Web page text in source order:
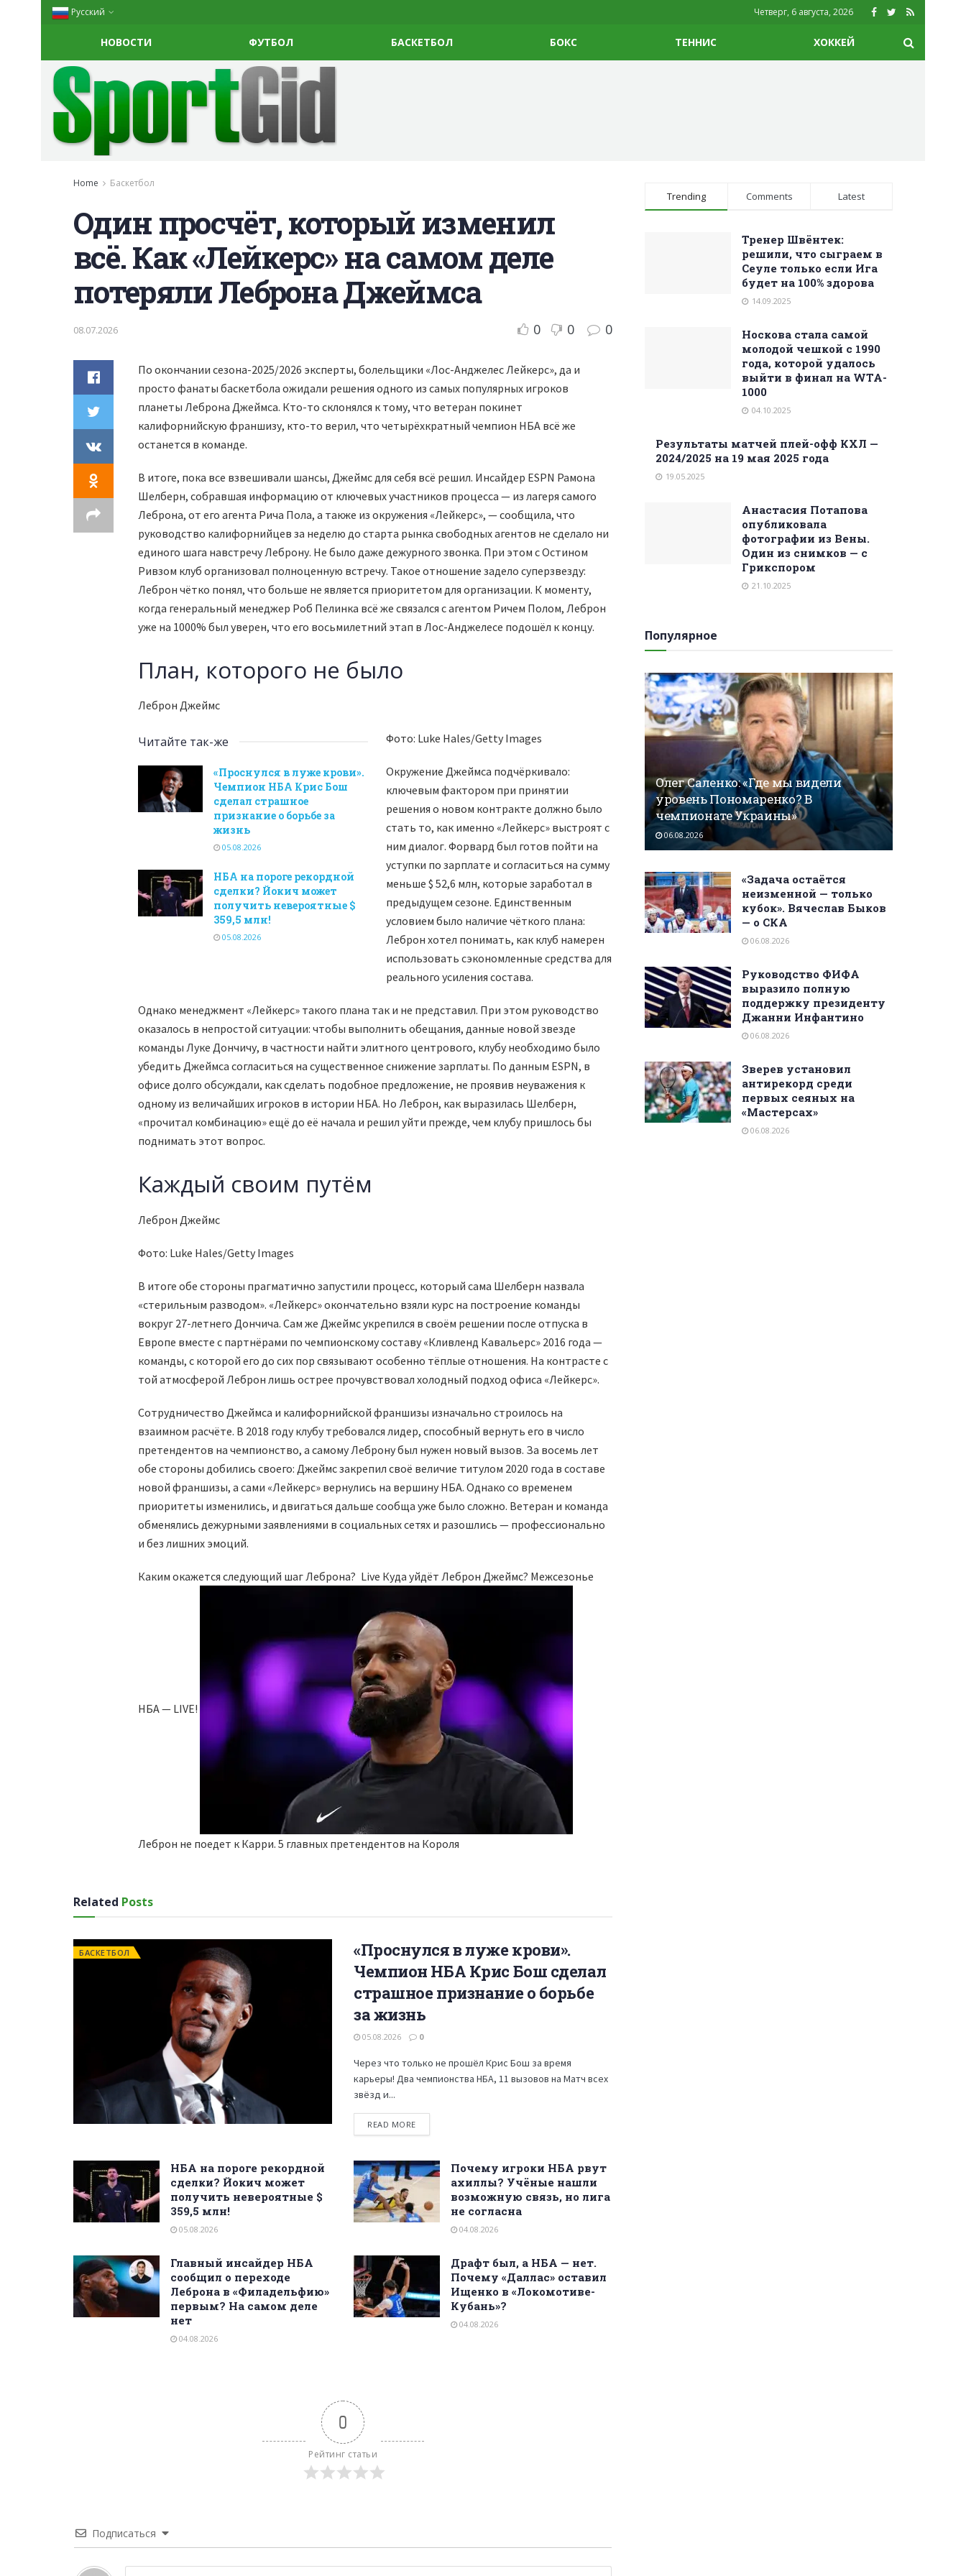
Русский Четверг, 6 августа, 2026
НОВОСТИ ФУТБОЛ БАСКЕТБОЛ БОКС ТЕННИС ХОККЕЙ
Home Баскетбол
Один просчёт, который изменил
всё. Как «Лейкерс» на самом деле
потеряли Леброна Джеймса
08.07.2026 0 0 0
По окончании сезона-2025/2026 эксперты, болельщики «Лос-Анджелес Лейкерс», да и
просто фанаты баскетбола ожидали решения одного из самых популярных игроков
планеты Леброна Джеймса. Кто-то склонялся к тому, что ветеран покинет
калифорнийскую франшизу, кто-то верил, что четырёхкратный чемпион НБА всё же
останется в команде.
В итоге, пока все взвешивали шансы, Джеймс для себя всё решил. Инсайдер ESPN Рамона
Шелберн, собравшая информацию от ключевых участников процесса — из лагеря самого
Леброна, от его агента Рича Пола, а также из окружения «Лейкерс», — сообщила, что
руководство калифорнийцев за неделю до старта рынка свободных агентов не сделало ни
единого шага навстречу Леброну. Не было даже дежурного звонка. При этом с Остином
Ривзом клуб организовал полноценную встречу. Такое отношение задело суперзвезду:
Леброн чётко понял, что больше не является приоритетом для организации. К моменту,
когда генеральный менеджер Роб Пелинка всё же связался с агентом Ричем Полом, Леброн
уже на 1000% был уверен, что его восьмилетний этап в Лос-Анджелесе подошёл к концу.
План, которого не было
Леброн Джеймс
Читайте так-же
«Проснулся в луже крови».
Чемпион НБА Крис Бош
сделал страшное
признание о борьбе за
жизнь
05.08.2026
НБА на пороге рекордной
сделки? Йокич может
получить невероятные $
359,5 млн!
05.08.2026
Фото: Luke Hales/Getty Images
Окружение Джеймса подчёркивало:
ключевым фактором при принятии
решения о новом контракте должно было
стать то, как именно «Лейкерс» выстроят с
ним диалог. Форвард был готов пойти на
уступки по зарплате и согласиться на сумму
меньше $ 52,6 млн, которые заработал в
предыдущем сезоне. Единственным
условием было наличие чёткого плана:
Леброн хотел понимать, как клуб намерен
использовать сэкономленные средства для
реального усиления состава.
Однако менеджмент «Лейкерс» такого плана так и не представил. При этом руководство
оказалось в непростой ситуации: чтобы выполнить обещания, данные новой звезде
команды Луке Дончичу, в частности найти элитного центрового, клубу необходимо было
убедить Джеймса согласиться на существенное снижение зарплаты. По данным ESPN, в
офисе долго обсуждали, как сделать подобное предложение, не проявив неуважения к
одному из величайших игроков в истории НБА. Но Леброн, как выразилась Шелберн,
«прочитал комбинацию» ещё до её начала и решил уйти прежде, чем клубу пришлось бы
поднимать этот вопрос.
Каждый своим путём
Леброн Джеймс
Фото: Luke Hales/Getty Images
В итоге обе стороны прагматично запустили процесс, который сама Шелберн назвала
«стерильным разводом». «Лейкерс» окончательно взяли курс на построение команды
вокруг 27-летнего Дончича. Сам же Джеймс укрепился в своём решении после отпуска в
Европе вместе с партнёрами по чемпионскому составу «Кливленд Кавальерс» 2016 года —
команды, с которой его до сих пор связывают особенно тёплые отношения. На контрасте с
той атмосферой Леброн лишь острее прочувствовал холодный подход офиса «Лейкерс».
Сотрудничество Джеймса и калифорнийской франшизы изначально строилось на
взаимном расчёте. В 2018 году клубу требовался лидер, способный вернуть его в число
претендентов на чемпионство, а самому Леброну был нужен новый вызов. За восемь лет
обе стороны добились своего: Джеймс закрепил своё величие титулом 2020 года в составе
новой франшизы, а сами «Лейкерс» вернулись на вершину НБА. Однако со временем
приоритеты изменились, и двигаться дальше сообща уже было сложно. Ветеран и команда
обменялись дежурными заявлениями в социальных сетях и разошлись — профессионально
и без лишних эмоций.
Каким окажется следующий шаг Леброна? Live Куда уйдёт Леброн Джеймс? Межсезонье
НБА — LIVE!
Леброн не поедет к Карри. 5 главных претендентов на Короля
Related Posts
БАСКЕТБОЛ
«Проснулся в луже крови».
Чемпион НБА Крис Бош сделал
страшное признание о борьбе
за жизнь
05.08.2026 0
Через что только не прошёл Крис Бош за время
карьеры! Два чемпионства НБА, 11 вызовов на Матч всех
звёзд и...
READ MORE
НБА на пороге рекордной
сделки? Йокич может
получить невероятные $
359,5 млн!
05.08.2026
Почему игроки НБА рвут
ахиллы? Учёные нашли
возможную связь, но лига
не согласна
04.08.2026
Главный инсайдер НБА
сообщил о переходе
Леброна в «Филадельфию»
первым? На самом деле
нет
04.08.2026
Драфт был, а НБА — нет.
Почему «Даллас» оставил
Ищенко в «Локомотиве-
Кубань»?
04.08.2026
0
Рейтинг статьи
Подписаться
Trending Comments Latest
Тренер Швёнтек:
решили, что сыграем в
Сеуле только если Ига
будет на 100% здорова
14.09.2025
Носкова стала самой
молодой чешкой с 1990
года, которой удалось
выйти в финал на WTA-
1000
04.10.2025
Результаты матчей плей-офф КХЛ —
2024/2025 на 19 мая 2025 года
19.05.2025
Анастасия Потапова
опубликовала
фотографии из Вены.
Один из снимков — с
Грикспором
21.10.2025
Популярное
Олег Саленко: «Где мы видели
уровень Пономаренко? В
чемпионате Украины»
06.08.2026
«Задача остаётся
неизменной — только
кубок». Вячеслав Быков
— о СКА
06.08.2026
Руководство ФИФА
выразило полную
поддержку президенту
Джанни Инфантино
06.08.2026
Зверев установил
антирекорд среди
первых сеяных на
«Мастерсах»
06.08.2026